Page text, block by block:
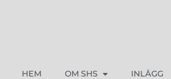
HEM OM SHS INLÄGG